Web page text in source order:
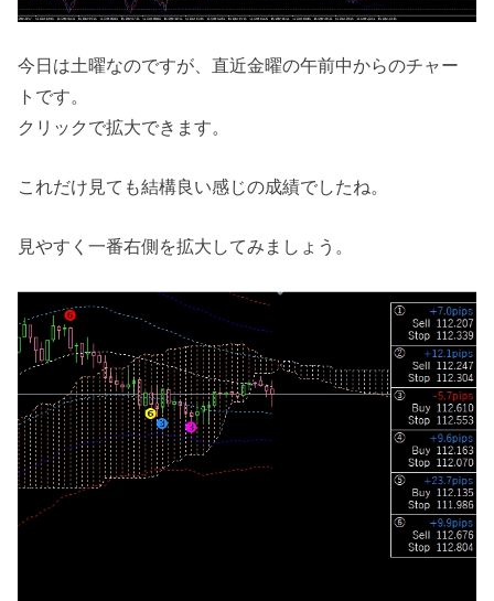
今日は土曜なのですが、直近金曜の午前中からのチャー
トです。
クリックで拡大できます。
これだけ見ても結構良い感じの成績でしたね。
見やすく一番右側を拡大してみましょう。